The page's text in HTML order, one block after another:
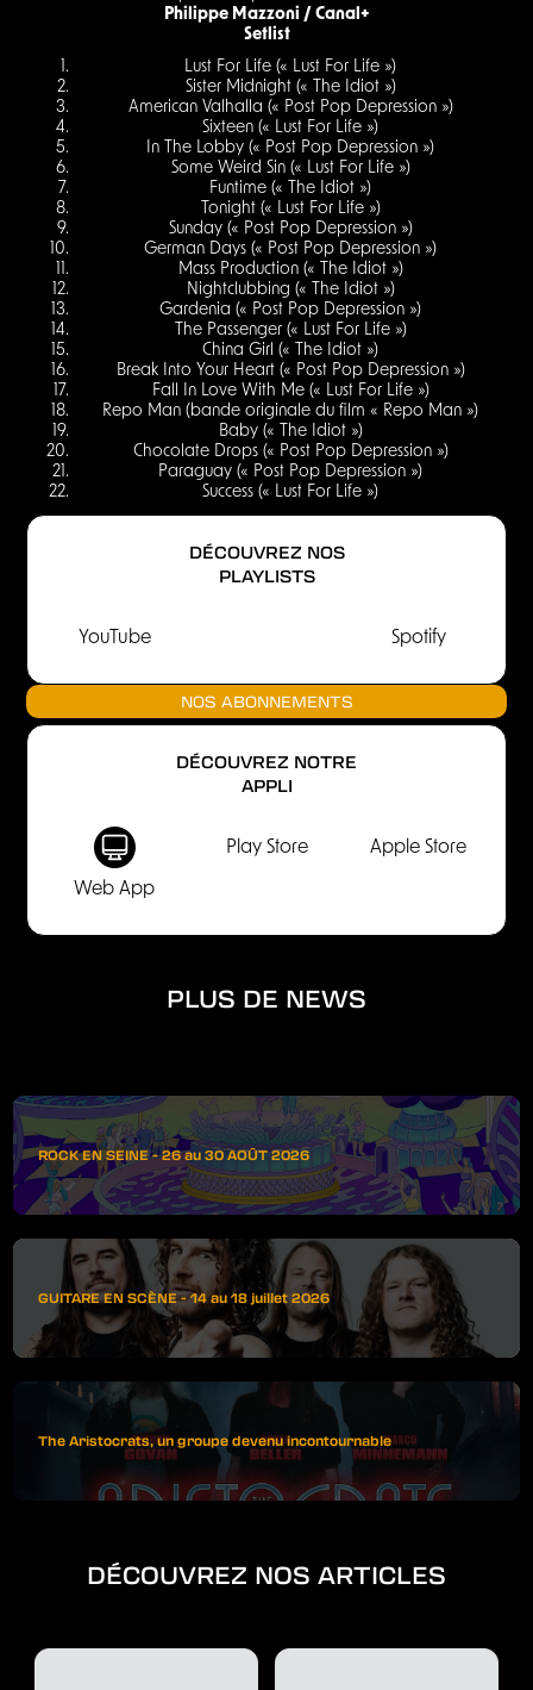
Philippe Mazzoni / Canal+
Setlist
Lust For Life (« Lust For Life »)
Sister Midnight (« The Idiot »)
American Valhalla (« Post Pop Depression »)
Sixteen (« Lust For Life »)
In The Lobby (« Post Pop Depression »)
Some Weird Sin (« Lust For Life »)
Funtime (« The Idiot »)
Tonight (« Lust For Life »)
Sunday (« Post Pop Depression »)
German Days (« Post Pop Depression »)
Mass Production (« The Idiot »)
Nightclubbing (« The Idiot »)
Gardenia (« Post Pop Depression »)
The Passenger (« Lust For Life »)
China Girl (« The Idiot »)
Break Into Your Heart (« Post Pop Depression »)
Fall In Love With Me (« Lust For Life »)
Repo Man (bande originale du film « Repo Man »)
Baby (« The Idiot »)
Chocolate Drops (« Post Pop Depression »)
Paraguay (« Post Pop Depression »)
Success (« Lust For Life »)
DÉCOUVREZ NOS
PLAYLISTS
YouTube Spotify
NOS ABONNEMENTS
DÉCOUVREZ NOTRE
APPLI
Web App
Play Store Apple Store
PLUS DE NEWS
ROCK EN SEINE - 26 au 30 AOÛT 2026
GUITARE EN SCÈNE - 14 au 18 juillet 2026
The Aristocrats, un groupe devenu incontournable
DÉCOUVREZ NOS ARTICLES